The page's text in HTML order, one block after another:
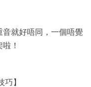
音就好唔同，一個唔覺
！
巧】